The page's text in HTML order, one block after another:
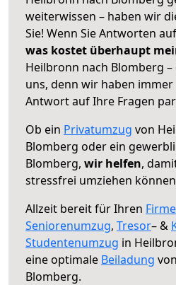
weiterwissen – haben wir
Sie! Wenn Sie Antworten
was kostet überhaupt
Heilbronn nach Blomberg –
uns, denn wir haben immer
Antwort auf Ihre Fragen
Ob ein Privatumzug von
Blomberg oder ein
Blomberg, wir helfen,
stressfrei umziehen
Allzeit bereit für Ihren
Seniorenumzug, Tresor– &
Studentenumzug in
eine optimale Beiladung
Blomberg.